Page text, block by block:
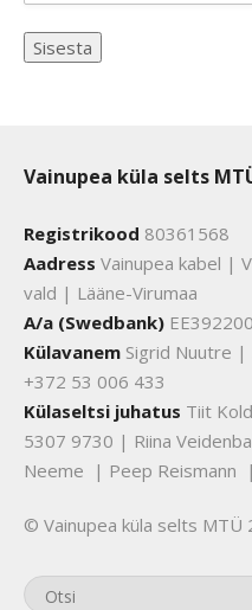
Vainupea küla selts
Registrikood 80361568
Aadress Vainupea kabel |
vald | Lääne-Virumaa
A/a (Swedbank)
Külavanem Sigrid Nuutre |
+372 53 006 433
Külaseltsi juhatus Tiit
5307 9730 | Riina
Neeme | Peep Reismann
© Vainupea küla selts MTÜ